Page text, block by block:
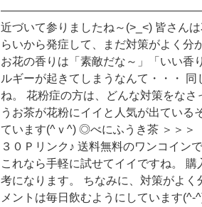
近づいて参りましたね～(>_<) 皆さん
らいから発症して、まだ対策がよく分
お花の香りは「素敵だな～」「いい香
ルギーが起きてしまうなんて・・・
ね。 花粉症の方は、どんな対策をな
うお茶が花粉にイイと人気が出ている
ています(^ｖ^) ◎べにふうき茶
３０Ｐリンク♪ 送料無料のワンコイン
これなら手軽に試せてイイですね。
考になります。 ちなみに、対策がよ
メントは毎日飲むようにしています